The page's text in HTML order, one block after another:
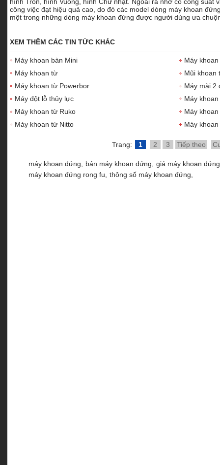
công việc đạt hiệu quả cao, do đó các model dòng máy khoan
một trong những dòng máy khoan đứng được người dùng ưa
XEM THÊM CÁC TIN TỨC KHÁC
Máy khoan bàn Mini
Máy
Máy khoan từ
Mũi khoan
Máy khoan từ Powerbor
Máy mài 2
Máy đột lỗ thủy lực
Máy
Máy khoan từ Ruko
Máy
Máy khoan từ Nitto
Máy
Trang: 1 2 3 Tiếp theo
máy khoan đứng, bán máy khoan đứng,
giá máy khoan
máy khoan đứng rong fu,
thông số máy khoan đứng,